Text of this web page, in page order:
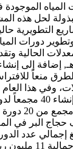
الموجودة
لحل هذه
التطويرية
دورات
الحالية
حتى سنة 1450هـ,
منعاً
ما سبق تنفيذه من قبل
مشعر مزدلفة
البر في
عدد